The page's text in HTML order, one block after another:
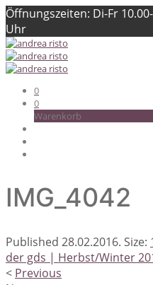
Öffnungszeiten: Di-Fr
Uhr
0
0
Warenkorb
IMG_4042
Published 28.02.2016. Size:
der gds | Herbst/Winter
< Previous